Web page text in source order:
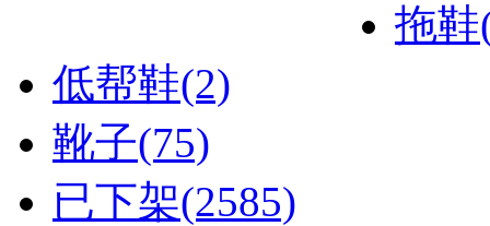
拖鞋
低帮鞋(2)
靴子(75)
已下架(2585)